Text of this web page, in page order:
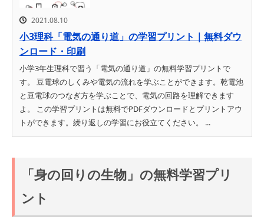
2021.08.10
小3理科「電気の通り道」の学習プリント｜無料ダウ
ンロード・印刷
小学3年生理科で習う「電気の通り道」の無料学習プリントで
す。 豆電球のしくみや電気の流れを学ぶことができます。乾電池
と豆電球のつなぎ方を学ぶことで、電気の回路を理解できます
よ。 この学習プリントは無料でPDFダウンロードとプリントアウ
トができます。繰り返しの学習にお役立てください。 ...
「身の回りの生物」の無料学習プリ
ント